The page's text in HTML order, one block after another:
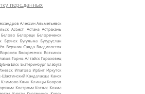
перс.данных
АлексинАльметьевск
Асбест Астана Астрахань
Белово Белорецк Белореченск
Брянск Бугульма Бугуруслан
Верхняя Салда Владивосток
Воронеж Воскресенск Воткинск
Горно‑АлтайскГороховец
Ейск Екатеринбург Елабуга
Ипатово Ирбит Иркутск
Кандалакша Канск
Климово Клин Клинцы Ковров
Кострома Котлас Кохма